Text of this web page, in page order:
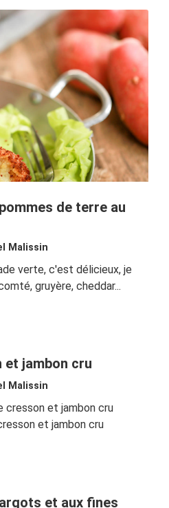
de terre au
Malissin
verte, c'est délicieux, je
gruyère, cheddar...
et jambon cru
Malissin
cresson et jambon cru
et jambon cru
et aux fines